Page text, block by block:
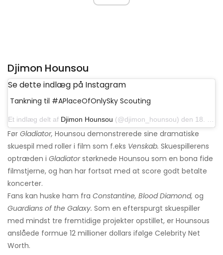
Djimon Hounsou
Se dette indlæg på Instagram
Tankning til #APlaceOfOnlySky Scouting
Et indlæg delt af Djimon Hounsou (@djimon_hounsou) den 18. september 2017 kl.4: 22 PDT
Før Gladiator, Hounsou demonstrerede sine dramatiske
skuespil med roller i film som f.eks Venskab. Skuespillerens
optræden i Gladiatorstørknede Hounsou som en bona fide
filmstjerne, og han har fortsat med at score godt betalte
koncerter.
Fans kan huske ham fra Constantine, Blood Diamond, og
Guardians of the Galaxy. Som en efterspurgt skuespiller
med mindst tre fremtidige projekter opstillet, er Hounsous
anslåede formue 12 millioner dollars ifølge Celebrity Net
Worth.